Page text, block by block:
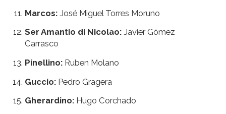
Marcos:José Miguel Torres Moruno
Ser Amantio di Nicolao: Javier Gómez
Carrasco
Pinellino: Ruben Molano
Guccio: Pedro Gragera
Gherardino: Hugo Corchado